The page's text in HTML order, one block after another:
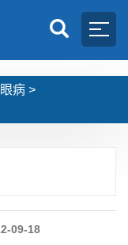
病 >
09-18